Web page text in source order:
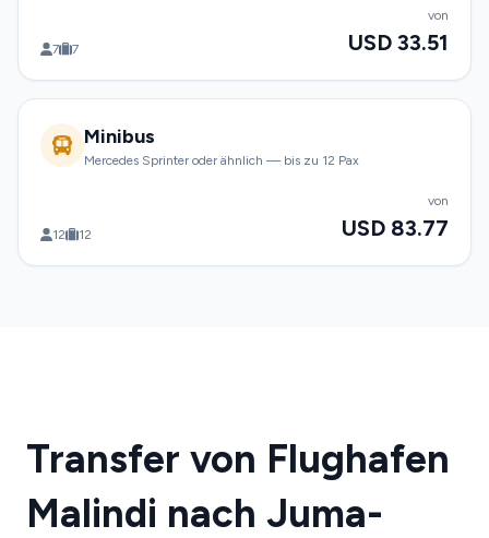
7 7
von
USD 33.51
Minibus
Mercedes Sprinter oder ähnlich — bis zu 12 Pax
12 12
von
USD 83.77
Transfer von Flughafen
Malindi nach Juma-